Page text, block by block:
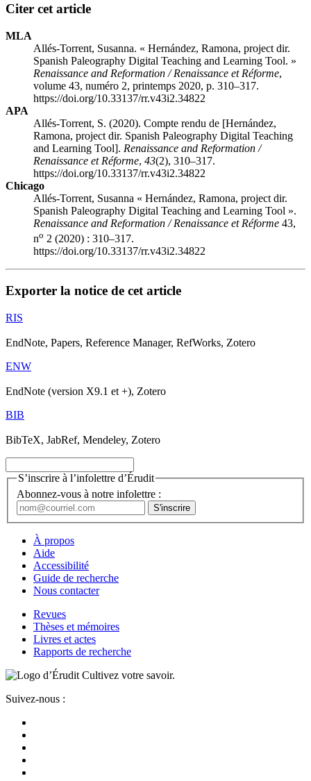
Citer cet article
MLA
Allés-Torrent, Susanna. « Hernández, Ramona, project dir.
Spanish Paleography Digital Teaching and Learning Tool. »
Renaissance and Reformation / Renaissance et Réforme,
volume 43, numéro 2, printemps 2020, p. 310–317.
https://doi.org/10.33137/rr.v43i2.34822
APA
Allés-Torrent, S. (2020). Compte rendu de [Hernández,
Ramona, project dir. Spanish Paleography Digital Teaching
and Learning Tool]. Renaissance and Reformation /
Renaissance et Réforme, 43(2), 310–317.
https://doi.org/10.33137/rr.v43i2.34822
Chicago
Allés-Torrent, Susanna « Hernández, Ramona, project dir.
Spanish Paleography Digital Teaching and Learning Tool ».
Renaissance and Reformation / Renaissance et Réforme 43,
no 2 (2020) : 310–317.
https://doi.org/10.33137/rr.v43i2.34822
Exporter la notice de cet article
RIS
EndNote, Papers, Reference Manager, RefWorks, Zotero
ENW
EndNote (version X9.1 et +), Zotero
BIB
BibTeX, JabRef, Mendeley, Zotero
S’inscrire à l’infolettre d’Érudit
Abonnez-vous à notre infolettre :
À propos
Aide
Accessibilité
Guide de recherche
Nous contacter
Revues
Thèses et mémoires
Livres et actes
Rapports de recherche
Cultivez votre savoir.
Suivez-nous :